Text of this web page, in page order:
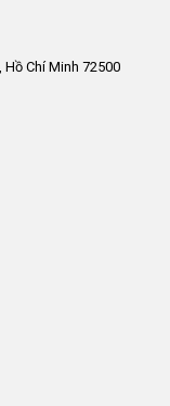
Hồ Chí Minh 72500